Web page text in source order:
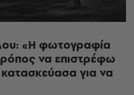
«Η φωτογραφία
να επιστρέφω
για να